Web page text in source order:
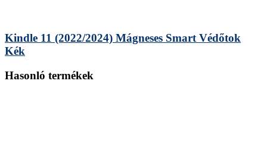
Kindle 11 (2022/2024) Mágneses Smart Védőtok
Kék
Hasonló termékek